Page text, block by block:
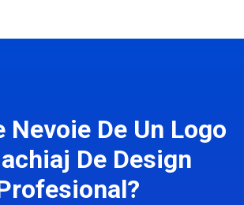
Nevoie De Un Logo
De Design